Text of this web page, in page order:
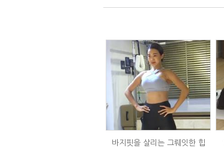
바지핏을 살리는 그뤠잇한 힙